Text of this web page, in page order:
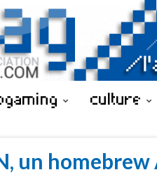
culture
un